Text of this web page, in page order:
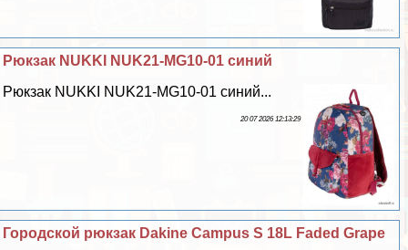
Рюкзак NUKKI NUK21-MG10-01 синий
Рюкзак NUKKI NUK21-MG10-01 синий...
20 07 2026 12:13:29
Городской рюкзак Dakine Campus S 18L Faded Grape